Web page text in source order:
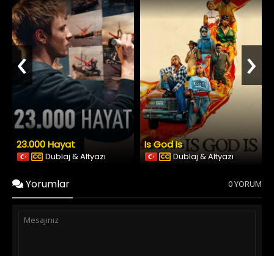
23.000 Hayat
Dublaj & Altyazı
Is God Is
Dublaj & Altyazı
‹ ›
Yorumlar 0 YORUM